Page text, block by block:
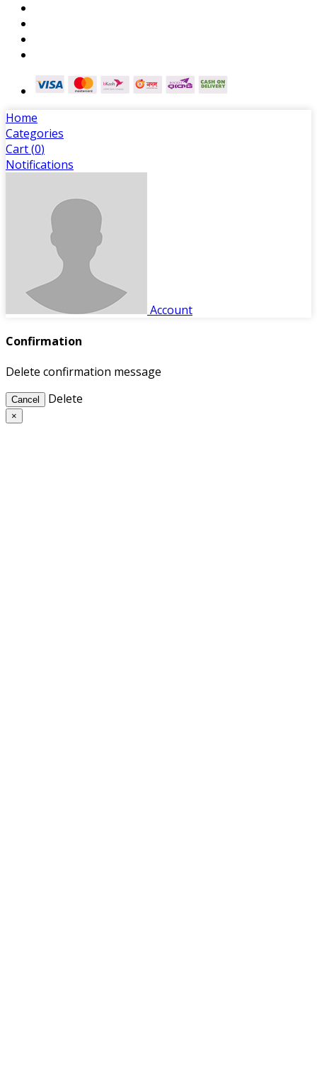
Home
Categories
Cart (0)
Notifications
Account
Confirmation
Delete confirmation message
Cancel Delete
×